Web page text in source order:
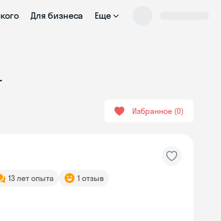
Для бизнеса Еще
Избранное 0
13 лет опыта 1 отзыв